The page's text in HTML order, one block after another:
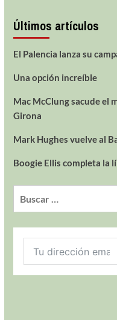
Últimos artículos
El Palencia lanza su
Una opción increíble
Mac McClung sacude el
Girona
Mark Hughes vuelve al
Boogie Ellis completa la